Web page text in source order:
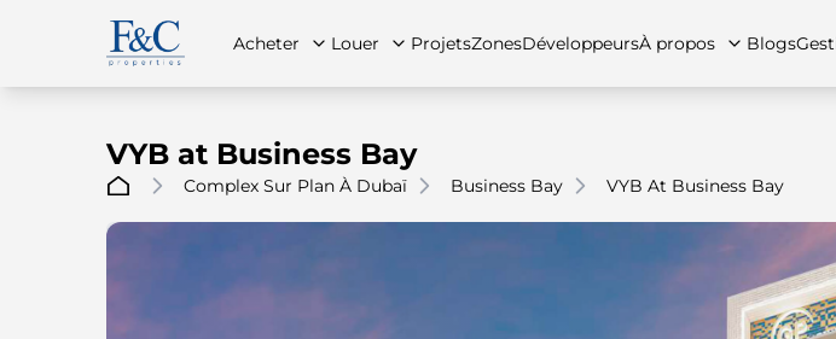
Acheter Louer ProjetsZonesDéveloppeursÀ propos Blogs
VYB at Business Bay
Complex Sur Plan À Dubaï Business Bay VYB At Business Bay